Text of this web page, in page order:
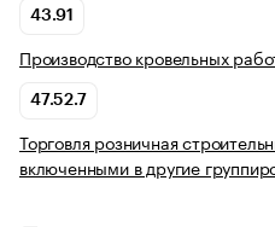
43.91
Производство кровельных
47.52.7
Торговля розничная
включенными в другие